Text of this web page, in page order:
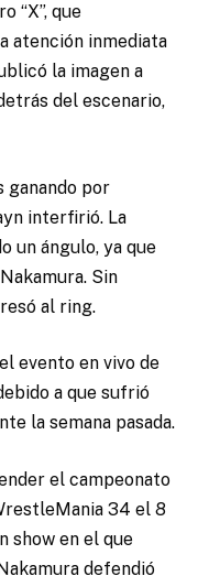
“X”, que
atención inmediata
la imagen a
del escenario,
ganando por
interfirió. La
un ángulo, ya que
Sin
al ring.
evento en vivo de
a que sufrió
la semana pasada.
el campeonato
34 el 8
show en el que
defendió